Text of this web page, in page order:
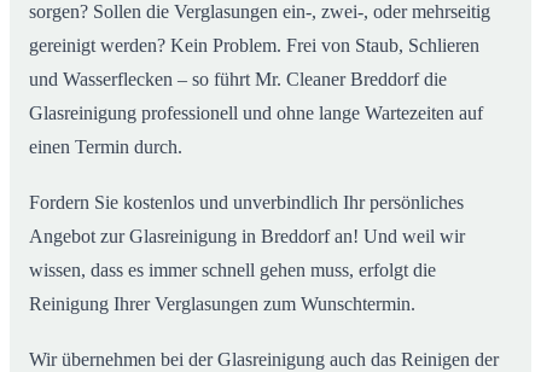
sorgen? Sollen die Verglasungen ein-, zwei-, oder mehrseitig
gereinigt werden? Kein Problem. Frei von Staub, Schlieren
und Wasserflecken – so führt Mr. Cleaner Breddorf die
Glasreinigung professionell und ohne lange Wartezeiten auf
einen Termin durch.
Fordern Sie kostenlos und unverbindlich Ihr persönliches
Angebot zur Glasreinigung in Breddorf an! Und weil wir
wissen, dass es immer schnell gehen muss, erfolgt die
Reinigung Ihrer Verglasungen zum Wunschtermin.
Wir übernehmen bei der Glasreinigung auch das Reinigen der